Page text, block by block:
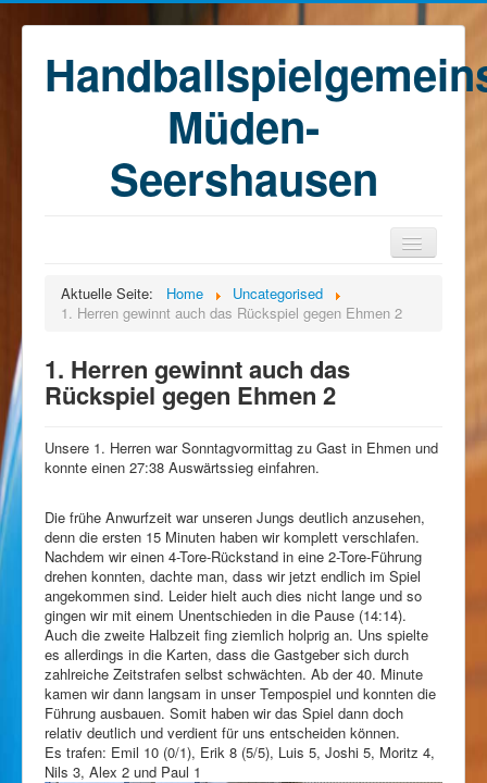
Müden-
Seershausen
Teams
Kontakt
Sponsoren
Aktuelle Seite: Home
Uncategorised
1. Herren gewinnt auch das Rückspiel gegen Ehmen 2
1. Herren gewinnt auch das
Rückspiel gegen Ehmen 2
Unsere 1. Herren war Sonntagvormittag zu Gast in Ehmen und
konnte einen 27:38 Auswärtssieg einfahren.
Die frühe Anwurfzeit war unseren Jungs deutlich anzusehen,
denn die ersten 15 Minuten haben wir komplett verschlafen.
Nachdem wir einen 4-Tore-Rückstand in eine 2-Tore-Führung
drehen konnten, dachte man, dass wir jetzt endlich im Spiel
angekommen sind. Leider hielt auch dies nicht lange und so
gingen wir mit einem Unentschieden in die Pause (14:14).
Auch die zweite Halbzeit fing ziemlich holprig an. Uns spielte
es allerdings in die Karten, dass die Gastgeber sich durch
zahlreiche Zeitstrafen selbst schwächten. Ab der 40. Minute
kamen wir dann langsam in unser Tempospiel und konnten die
Führung ausbauen. Somit haben wir das Spiel dann doch
relativ deutlich und verdient für uns entscheiden können.
Es trafen: Emil 10 (0/1), Erik 8 (5/5), Luis 5, Joshi 5, Moritz 4,
Nils 3, Alex 2 und Paul 1